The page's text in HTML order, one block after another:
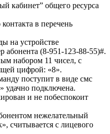
кабинет” общего ресурса
в перечень
на устройстве
абонента (8-951-123-88-55)#.
набором 11 чисел, с
цифрой: «8».
поступит в виде смс
подключена.
и не побеспокоит
нежелательный
считывается с лицевого